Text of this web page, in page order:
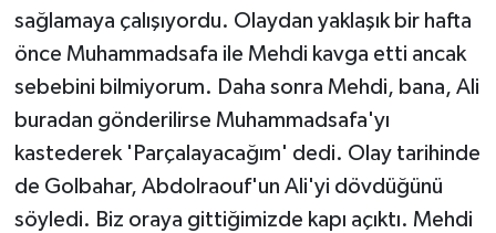
sağlamaya çalışıyordu. Olaydan yaklaşık bir hafta
önce Muhammadsafa ile Mehdi kavga etti ancak
sebebini bilmiyorum. Daha sonra Mehdi, bana, Ali
buradan gönderilirse Muhammadsafa'yı
kastederek 'Parçalayacağım' dedi. Olay tarihinde
de Golbahar, Abdolraouf'un Ali'yi dövdüğünü
söyledi. Biz oraya gittiğimizde kapı açıktı. Mehdi